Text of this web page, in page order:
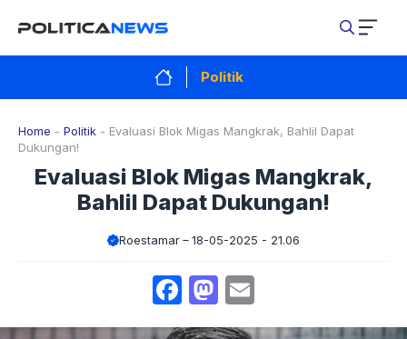
isi
Politik
Home - Politik - Evaluasi Blok Migas Mangkrak, Bahlil Dapat
Dukungan!
Evaluasi Blok Migas Mangkrak,
Bahlil Dapat Dukungan!
Roestamar 18-05-2025 - 21.06
Facebook
Mastodon